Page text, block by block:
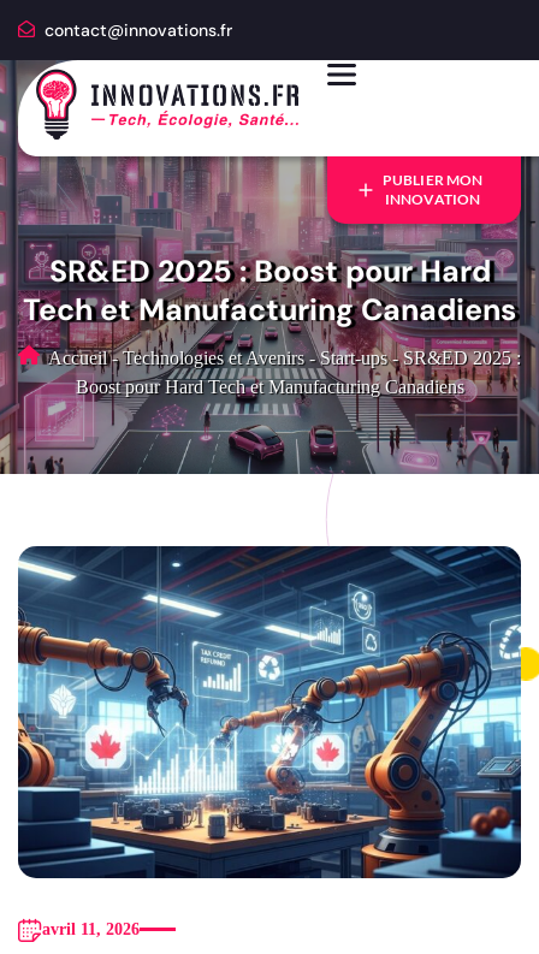
contact@innovations.fr
PUBLIER MON
INNOVATION
SR&ED 2025 : Boost pour Hard
Tech et Manufacturing Canadiens
Accueil - Technologies et Avenirs - Start-ups - SR&ED 2025 :
Boost pour Hard Tech et Manufacturing Canadiens
avril 11, 2026